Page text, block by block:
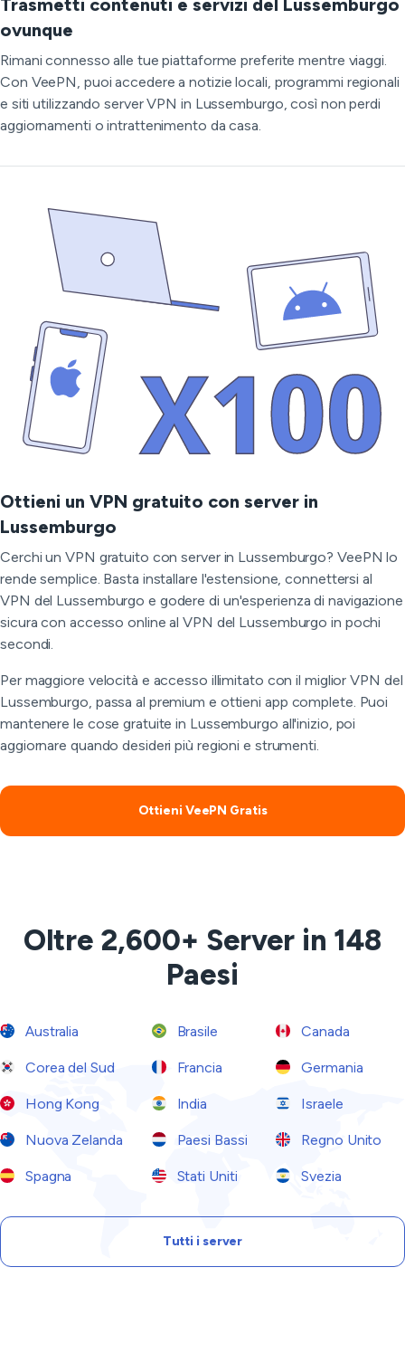
Trasmetti contenuti e servizi del Lussemburgo
ovunque
Rimani connesso alle tue piattaforme preferite mentre viaggi.
Con VeePN, puoi accedere a notizie locali, programmi regionali
e siti utilizzando server VPN in Lussemburgo, così non perdi
aggiornamenti o intrattenimento da casa.
Ottieni un VPN gratuito con server in
Lussemburgo
Cerchi un VPN gratuito con server in Lussemburgo? VeePN lo
rende semplice. Basta installare l'estensione, connettersi al
VPN del Lussemburgo e godere di un'esperienza di navigazione
sicura con accesso online al VPN del Lussemburgo in pochi
secondi.
Per maggiore velocità e accesso illimitato con il miglior VPN del
Lussemburgo, passa al premium e ottieni app complete. Puoi
mantenere le cose gratuite in Lussemburgo all'inizio, poi
aggiornare quando desideri più regioni e strumenti.
Ottieni VeePN Gratis
Oltre 2,600+ Server in 148
Paesi
Australia Brasile Canada
Corea del Sud Francia Germania
Hong Kong India Israele
Nuova Zelanda Paesi Bassi Regno Unito
Spagna Stati Uniti Svezia
Tutti i server